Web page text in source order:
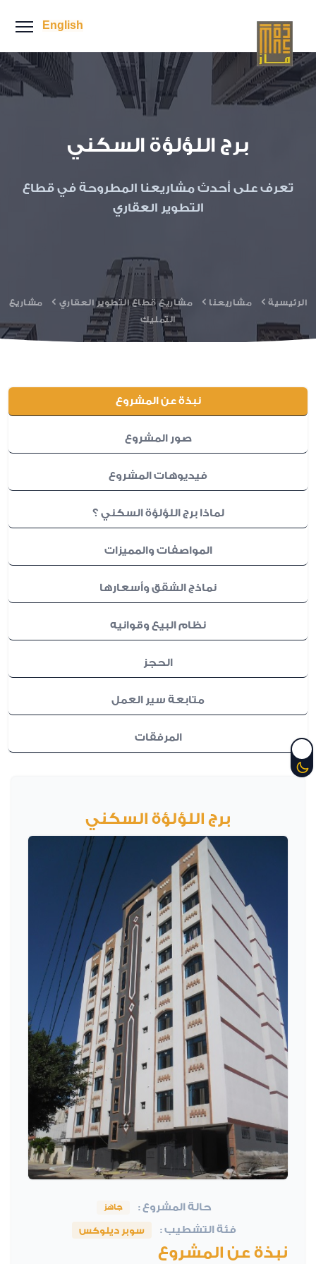
English
برج اللؤلؤة السكني
تعرف على أحدث مشاريعنا المطروحة في قطاع
التطوير العقاري
الرئيسية مشاريعنا مشاريع قطاع التطوير العقاري
مشاريع
التمليك
نبذة عن المشروع
صور المشروع
فيديوهات المشروع
لماذا برج اللؤلؤة السكني ؟
المواصفات والمميزات
نماذج الشقق وأسعارها
نظام البيع وقوانيه
الحجز
متابعة سير العمل
المرفقات
برج اللؤلؤة السكني
حالة المشروع : جاهز
فئة التشطيب : سوبر ديلوكس
نبذة عن المشروع